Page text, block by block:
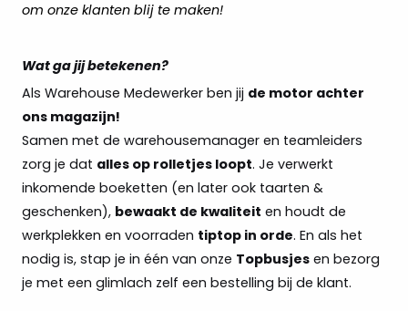
om onze klanten blij te maken!
Wat ga jij betekenen?
Als Warehouse Medewerker ben jij de motor achter
ons magazijn!
Samen met de warehousemanager en teamleiders
zorg je dat alles op rolletjes loopt. Je verwerkt
inkomende boeketten (en later ook taarten &
geschenken), bewaakt de kwaliteit en houdt de
werkplekken en voorraden tiptop in orde. En als het
nodig is, stap je in één van onze Topbusjes en bezorg
je met een glimlach zelf een bestelling bij de klant.